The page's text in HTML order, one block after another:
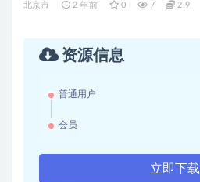
北京市 2 年前 0 7 2.9
资源信息
普通用户
会员
立即下载